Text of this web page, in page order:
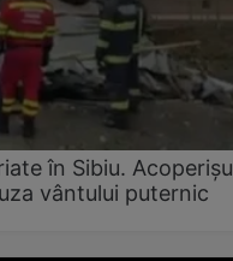
în Sibiu.
vântului puternic